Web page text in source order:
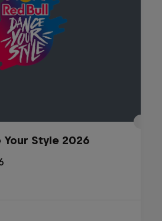
Your Style 2026